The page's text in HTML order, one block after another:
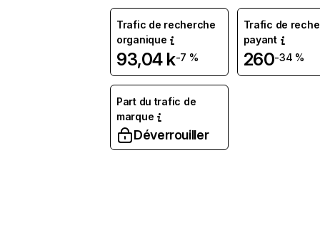
Trafic de recherche
organique
93,04 k-7 %
Trafic de
payant
260-34 %
Part du trafic de
marque
Déverrouiller